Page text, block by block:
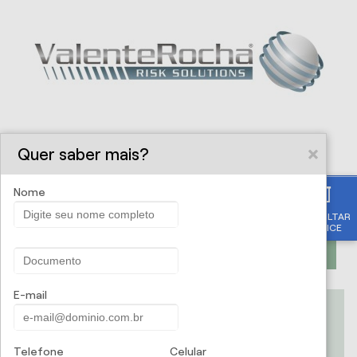
CONSULTAR
APÓLICE
.:ValenteRocha | Risk Solutions:. -
Quer saber mais?
Nome
E-mail
Telefone Celular